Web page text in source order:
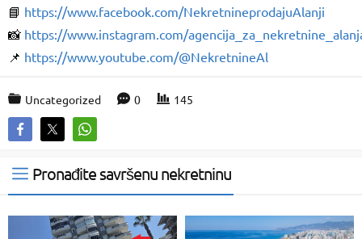
📘 https://www.facebook.com/NekretnineprodajuAlanji
📸 https://www.instagram.com/
📌 https://www.youtube.com/@NekretnineAl
Uncategorized 0 145
Pronađite savršenu nekretninu